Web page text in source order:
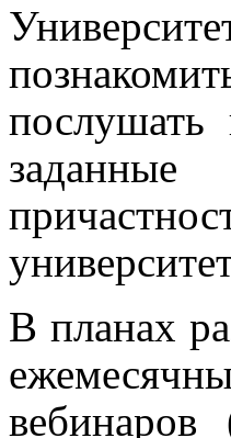
послушать
В планах